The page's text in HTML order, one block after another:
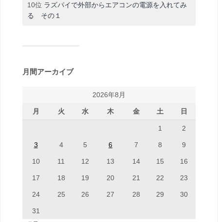
10位 ラズパイで外部からエアコンの電源を入れてみ
る その１
月間アーカイブ
2026年8月
月 火 水 木 金 土 日
1 2
3 4 5 6 7 8 9
10 11 12 13 14 15 16
17 18 19 20 21 22 23
24 25 26 27 28 29 30
31